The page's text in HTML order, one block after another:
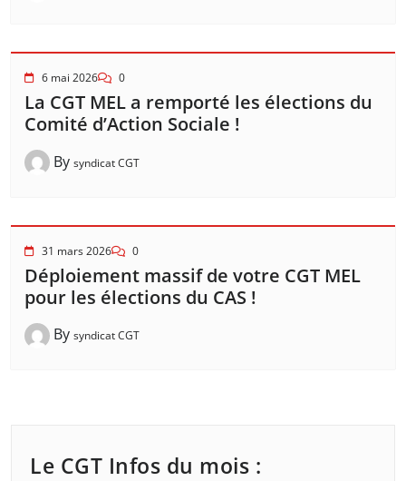
6 mai 2026 0
La CGT MEL a remporté les élections du
Comité d’Action Sociale !
By syndicat CGT
31 mars 2026 0
Déploiement massif de votre CGT MEL
pour les élections du CAS !
By syndicat CGT
Le CGT Infos du mois :